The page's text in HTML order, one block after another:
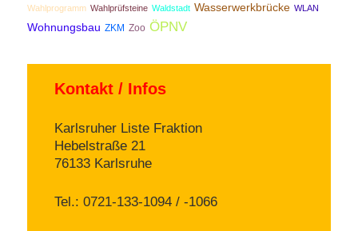
Wahlprogramm Wahlprüfsteine Waldstadt Wasserwerkbrücke WLAN
Wohnungsbau ZKM Zoo ÖPNV
Kontakt / Infos
Karlsruher Liste Fraktion
Hebelstraße 21
76133 Karlsruhe
Tel.: 0721-133-1094 / -1066